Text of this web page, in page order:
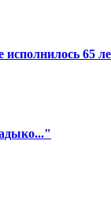
исполнилось 65